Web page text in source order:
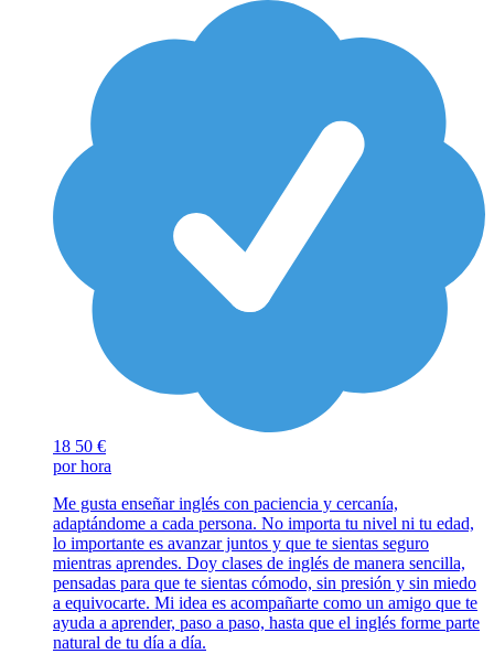
18 50 €
por hora
Me gusta enseñar inglés con paciencia y cercanía,
adaptándome a cada persona. No importa tu nivel ni tu edad,
lo importante es avanzar juntos y que te sientas seguro
mientras aprendes. Doy clases de inglés de manera sencilla,
pensadas para que te sientas cómodo, sin presión y sin miedo
a equivocarte. Mi idea es acompañarte como un amigo que te
ayuda a aprender, paso a paso, hasta que el inglés forme parte
natural de tu día a día.